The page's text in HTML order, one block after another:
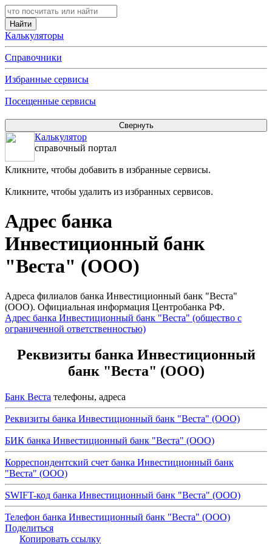
Калькуляторы
Справочники
Избранные сервисы
Посещенные сервисы
Калькулятор
справочный портал
Кликните, чтобы добавить в избранные сервисы.
Кликните, чтобы удалить из избранных сервисов.
Адрес банка
Инвестиционный банк
"Веста" (ООО)
Адреса филиалов банка Инвестиционный банк "Веста"
(ООО). Официальная информация Центробанка РФ.
Адрес банка Инвестиционный банк "Веста" (общество с
ограниченной ответственностью)
Реквизиты банка Инвестиционный
банк "Веста" (ООО)
Банк Веста телефоны, адреса
Реквизиты банка Инвестиционный банк "Веста" (ООО)
БИК банка Инвестиционный банк "Веста" (ООО)
Корреспондентский счет банка Инвестиционный банк
"Веста" (ООО)
SWIFT-код банка Инвестиционный банк "Веста" (ООО)
Телефон банка Инвестиционный банк "Веста" (ООО)
Поделиться
Копировать ссылку